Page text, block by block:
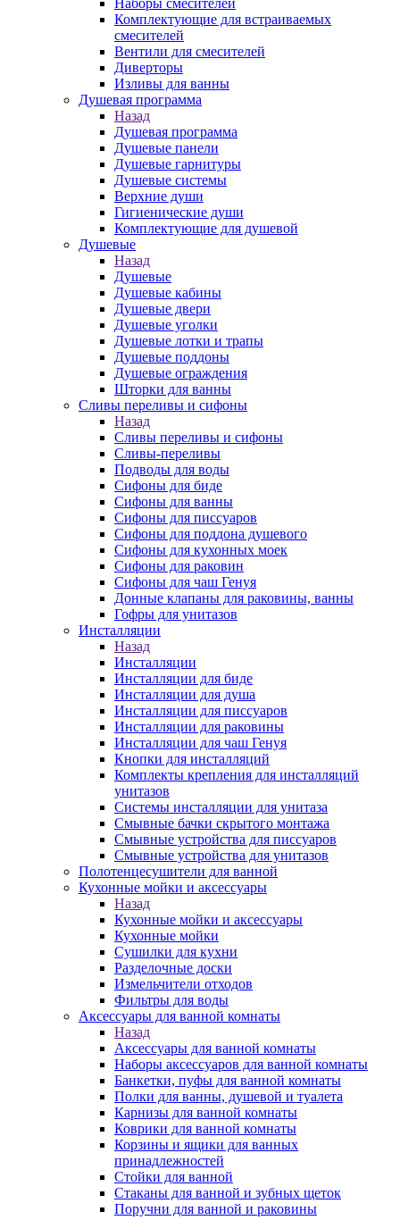
Наборы смесителей
Комплектующие для встраиваемых
смесителей
Вентили для смесителей
Диверторы
Изливы для ванны
Душевая программа
Назад
Душевая программа
Душевые панели
Душевые гарнитуры
Душевые системы
Верхние души
Гигиенические души
Комплектующие для душевой
Душевые
Назад
Душевые
Душевые кабины
Душевые двери
Душевые уголки
Душевые лотки и трапы
Душевые поддоны
Душевые ограждения
Шторки для ванны
Сливы переливы и сифоны
Назад
Сливы переливы и сифоны
Сливы-переливы
Подводы для воды
Сифоны для биде
Сифоны для ванны
Сифоны для писсуаров
Сифоны для поддона душевого
Сифоны для кухонных моек
Сифоны для раковин
Сифоны для чаш Генуя
Донные клапаны для раковины, ванны
Гофры для унитазов
Инсталляции
Назад
Инсталляции
Инсталляции для биде
Инсталляции для душа
Инсталляции для писсуаров
Инсталляции для раковины
Инсталляции для чаш Генуя
Кнопки для инсталляций
Комплекты крепления для инсталляций
унитазов
Системы инсталляции для унитаза
Смывные бачки скрытого монтажа
Смывные устройства для писсуаров
Смывные устройства для унитазов
Полотенцесушители для ванной
Кухонные мойки и аксессуары
Назад
Кухонные мойки и аксессуары
Кухонные мойки
Сушилки для кухни
Разделочные доски
Измельчители отходов
Фильтры для воды
Аксессуары для ванной комнаты
Назад
Аксессуары для ванной комнаты
Наборы аксессуаров для ванной комнаты
Банкетки, пуфы для ванной комнаты
Полки для ванны, душевой и туалета
Карнизы для ванной комнаты
Коврики для ванной комнаты
Корзины и ящики для ванных
принадлежностей
Стойки для ванной
Стаканы для ванной и зубных щеток
Поручни для ванной и раковины